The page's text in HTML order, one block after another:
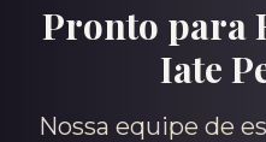
Pronto para
Iate
Nossa equipe de